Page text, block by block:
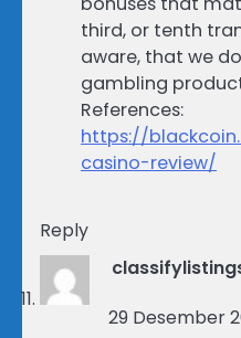
third, or tenth
aware, that we
gambling
References:
https://
casino-review/
Reply
29 Desember